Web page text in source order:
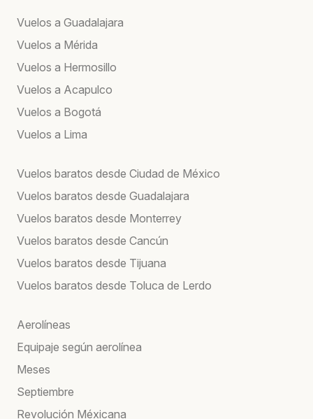
Vuelos a Guadalajara
Vuelos a Mérida
Vuelos a Hermosillo
Vuelos a Acapulco
Vuelos a Bogotá
Vuelos a Lima
Vuelos baratos desde Ciudad de México
Vuelos baratos desde Guadalajara
Vuelos baratos desde Monterrey
Vuelos baratos desde Cancún
Vuelos baratos desde Tijuana
Vuelos baratos desde Toluca de Lerdo
Aerolíneas
Equipaje según aerolínea
Meses
Septiembre
Revolución Méxicana